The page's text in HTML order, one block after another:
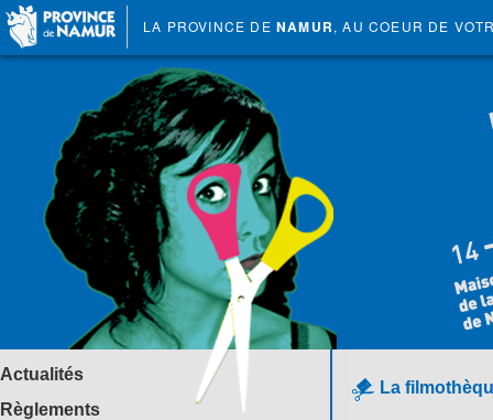
LA PROVINCE DE NAMUR, AU COEUR DE
Actualités
Règlements
La